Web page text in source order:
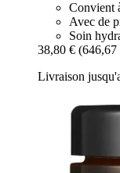
Convient
Avec de
Soin
38,80 €
Livraison